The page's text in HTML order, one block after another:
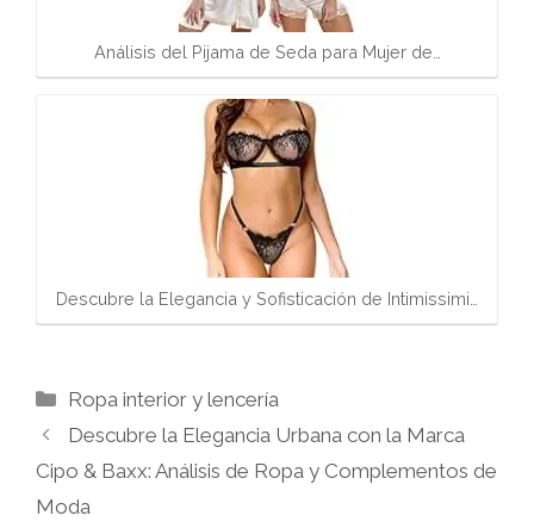
Análisis del Pijama de Seda para Mujer de…
Descubre la Elegancia y Sofisticación de Intimissimi…
Categorías
Ropa interior y lencería
Descubre la Elegancia Urbana con la Marca
Cipo & Baxx: Análisis de Ropa y Complementos de
Moda